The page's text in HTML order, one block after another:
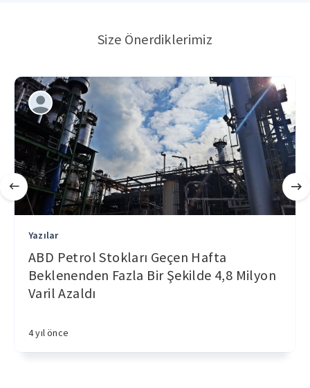
Size Önerdiklerimiz
Yazılar
ABD Petrol Stokları Geçen Hafta
Beklenenden Fazla Bir Şekilde 4,8 Milyon
Varil Azaldı
4 yıl önce